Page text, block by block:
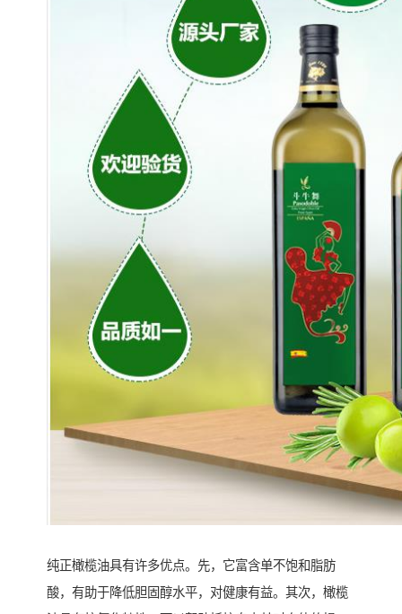
纯正橄榄油具有许多优点。先，它富含单不饱和脂肪
酸，有助于降低胆固醇水平，对健康有益。其次，橄榄